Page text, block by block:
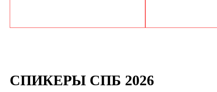
СПИКЕРЫ СПБ 2026